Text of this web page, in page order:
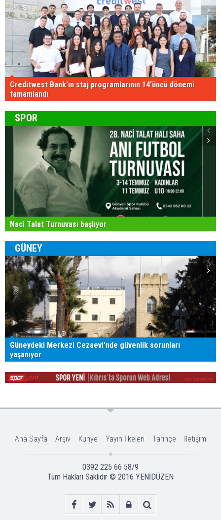
Creditwest Bank'ın staj programlarının 14'üncü dönemi
tamamlandı
SPOR
Naci Talat Turnuvası başlıyor
GÜNEY
Güneydeki Merkezi Cezaevi'nde güvenlik sorunları
yaşanıyor
Ana Sayfa Arşiv Künye Yayın İlkeleri Tarihçe İletişim
0392 225 66 58/9
Tüm Hakları Saklıdır © 2016 YENİDÜZEN